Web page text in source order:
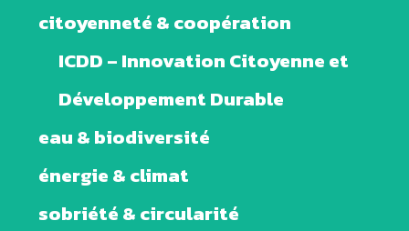
citoyenneté & coopération
ICDD – Innovation Citoyenne et
Développement Durable
eau & biodiversité
énergie & climat
sobriété & circularité